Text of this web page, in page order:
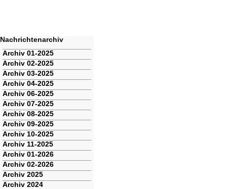
Nachrichtenarchiv
Navigation
überspringen
Archiv 01-2025
Archiv 02-2025
Archiv 03-2025
Archiv 04-2025
Archiv 06-2025
Archiv 07-2025
Archiv 08-2025
Archiv 09-2025
Archiv 10-2025
Archiv 11-2025
Archiv 01-2026
Archiv 02-2026
Archiv 2025
Archiv 2024